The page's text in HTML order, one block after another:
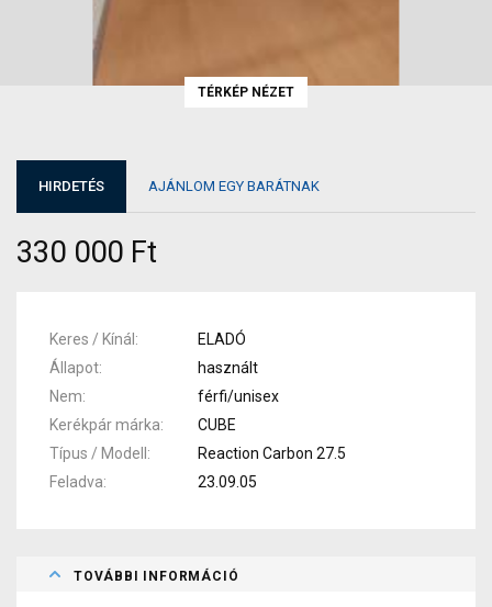
TÉRKÉP NÉZET
HIRDETÉS AJÁNLOM EGY BARÁTNAK
330 000 Ft
Keres / Kínál
ELADÓ
Állapot
használt
Nem
férfi/unisex
Kerékpár márka
CUBE
Típus / Modell
Reaction Carbon 27.5
Feladva
23.09.05
TOVÁBBI INFORMÁCIÓ